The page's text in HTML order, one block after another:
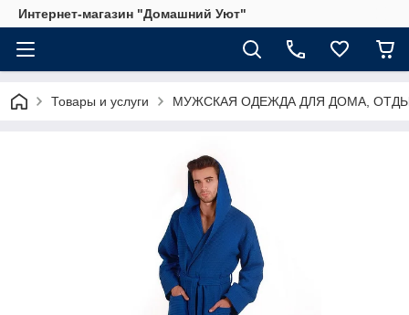
Интернет-магазин "Домашний Уют"
Товары и услуги МУЖСКАЯ ОДЕЖДА ДЛЯ ДОМА,